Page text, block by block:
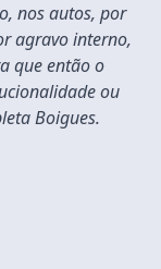
nos autos, por
agravo interno,
que então o
ou
Boigues.